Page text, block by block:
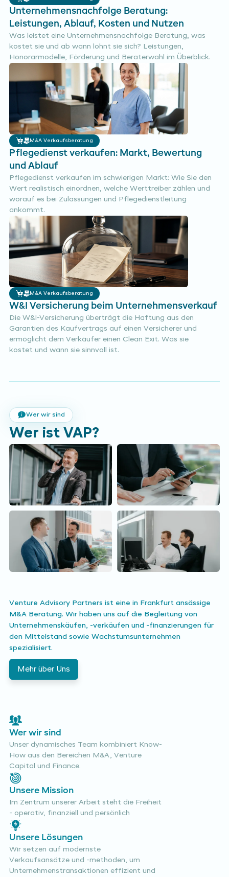
Unternehmensnachfolge Beratung:
Leistungen, Ablauf, Kosten und Nutzen
Was leistet eine Unternehmensnachfolge Beratung, was
kostet sie und ab wann lohnt sie sich? Leistungen,
Honorarmodelle, Förderung und Beraterwahl im Überblick.
M&A Verkaufsberatung
Pflegedienst verkaufen: Markt, Bewertung
und Ablauf
Pflegedienst verkaufen im schwierigen Markt: Wie Sie den
Wert realistisch einordnen, welche Werttreiber zählen und
worauf es bei Zulassungen und Pflegedienstleitung
ankommt.
M&A Verkaufsberatung
W&I Versicherung beim Unternehmensverkauf
Die W&I-Versicherung überträgt die Haftung aus den
Garantien des Kaufvertrags auf einen Versicherer und
ermöglicht dem Verkäufer einen Clean Exit. Was sie
kostet und wann sie sinnvoll ist.
Wer wir sind
Wer ist VAP?
Venture Advisory Partners ist eine in Frankfurt ansässige
M&A Beratung. Wir haben uns auf die Begleitung von
Unternehmenskäufen, -verkäufen und -finanzierungen für
den Mittelstand sowie Wachstumsunternehmen
spezialisiert.
Mehr über Uns
Wer wir sind
Unser dynamisches Team kombiniert Know-
How aus den Bereichen M&A, Venture
Capital und Finance.
Unsere Mission
Im Zentrum unserer Arbeit steht die Freiheit
- operativ, finanziell und persönlich
Unsere Lösungen
Wir setzen auf modernste
Verkaufsansätze und -methoden, um
Unternehmenstransaktionen effizient und